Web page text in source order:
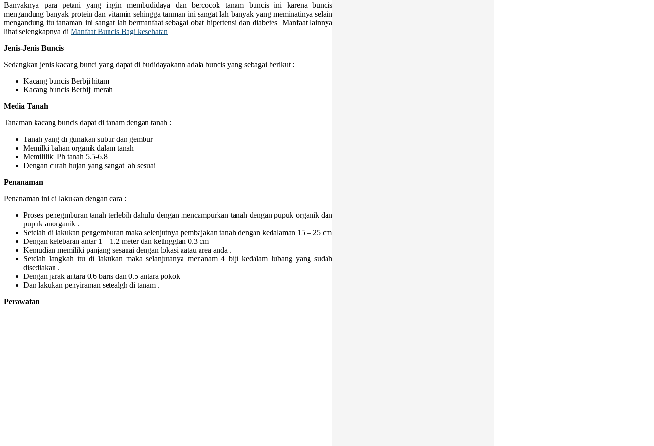
Banyaknya para petani yang ingin membudidaya dan bercocok tanam buncis ini karena buncis
mengandung banyak protein dan vitamin sehingga tanman ini sangat lah banyak yang meminatinya selain
mengandung itu tanaman ini sangat lah bermanfaat sebagai obat hipertensi dan diabetes Manfaat lainnya
lihat selengkapnya di Manfaat Buncis Bagi kesehatan
Jenis-Jenis Buncis
Sedangkan jenis kacang bunci yang dapat di budidayakann adala buncis yang sebagai berikut :
Kacang buncis Berbji hitam
Kacang buncis Berbiji merah
Media Tanah
Tanaman kacang buncis dapat di tanam dengan tanah :
Tanah yang di gunakan subur dan gembur
Memilki bahan organik dalam tanah
Memililiki Ph tanah 5.5-6.8
Dengan curah hujan yang sangat lah sesuai
Penanaman
Penanaman ini di lakukan dengan cara :
Proses penegmburan tanah terlebih dahulu dengan mencampurkan tanah dengan pupuk organik dan
pupuk anorganik .
Setelah di lakukan pengemburan maka selenjutnya pembajakan tanah dengan kedalaman 15 – 25 cm
Dengan kelebaran antar 1 – 1.2 meter dan ketinggian 0.3 cm
Kemudian memiliki panjang sesauai dengan lokasi aatau area anda .
Setelah langkah itu di lakukan maka selanjutanya menanam 4 biji kedalam lubang yang sudah
disediakan .
Dengan jarak antara 0.6 baris dan 0.5 antara pokok
Dan lakukan penyiraman setealgh di tanam .
Perawatan